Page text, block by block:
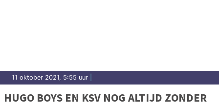
11 oktober 2021, 5:55 uur
HUGO BOYS EN KSV NOG ALTIJD ZONDER